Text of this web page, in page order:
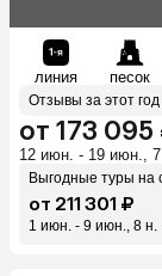
линия песок
Отзывы за этот год
от 173 095
12 июн. - 19 июн.,
Выгодные туры на
от 211 301 ₽
1 июн. - 9 июн., 8 н.